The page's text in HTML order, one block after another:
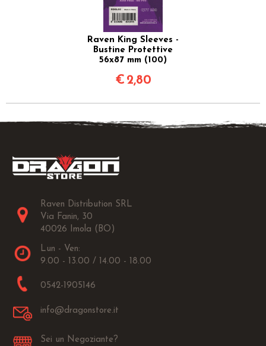
Raven King Sleeves -
Bustine Protettive
56x87 mm (100)
€ 2,80
Raven Distribution SRL
Via Fanin, 30
40026 Imola (BO)
Lun - Ven:
9.00 - 13.00 / 14.00 - 18.00
0542-1905146
info@dragonstore.it
Sei un Negoziante?